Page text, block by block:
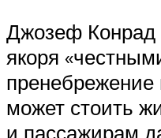
Джозеф Конрад
якоря
может стоить
и пассажирам